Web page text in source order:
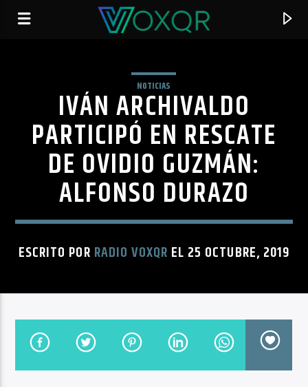
RADIO VOXQR
VOXQR
NO TITLES AVAILABLE
NOTICIAS
IVÁN ARCHIVALDO
PARTICIPÓ EN RESCATE
DE OVIDIO GUZMÁN:
ALFONSO DURAZO
ESCRITO POR RADIO VOXQR EL 25 OCTUBRE, 2019